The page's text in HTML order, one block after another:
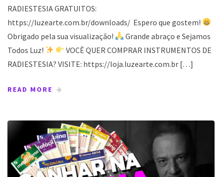
RADIESTESIA GRATUITOS:
https://luzearte.com.br/downloads/ Espero que gostem!
Obrigado pela sua visualização!
Grande abraço e Sejamos
Todos Luz!
VOCÊ QUER COMPRAR INSTRUMENTOS DE
RADIESTESIA? VISITE: https://loja.luzearte.com.br […]
READ MORE